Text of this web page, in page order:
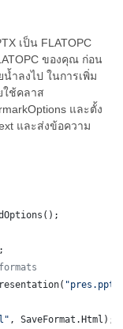
เป็น FLATOPC
ของคุณ ก่อน
ำลงไป ในการเพิ่ม
ใช้คลาส
และตั้ง
และส่งข้อความ
();
(
, SaveFormat . Html );